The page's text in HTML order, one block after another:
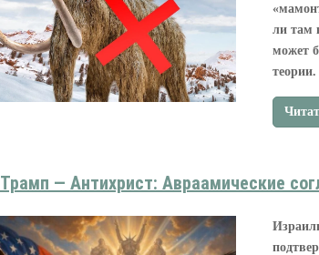
ли там
может
теории.
Трамп — Антихрист: Авраамические